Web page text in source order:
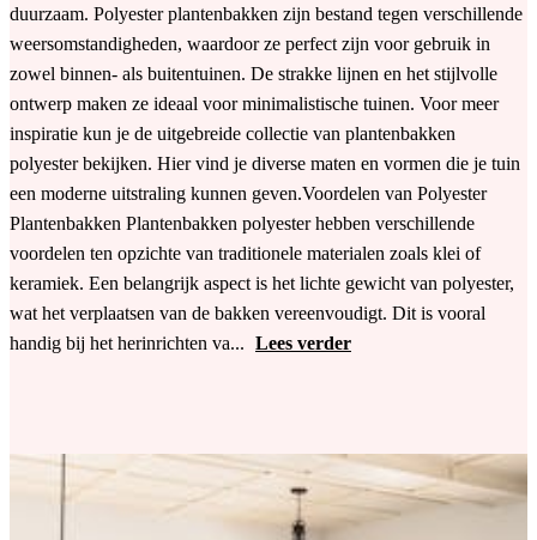
duurzaam. Polyester plantenbakken zijn bestand tegen verschillende
weersomstandigheden, waardoor ze perfect zijn voor gebruik in
zowel binnen- als buitentuinen. De strakke lijnen en het stijlvolle
ontwerp maken ze ideaal voor minimalistische tuinen. Voor meer
inspiratie kun je de uitgebreide collectie van plantenbakken
polyester bekijken. Hier vind je diverse maten en vormen die je tuin
een moderne uitstraling kunnen geven.Voordelen van Polyester
Plantenbakken Plantenbakken polyester hebben verschillende
voordelen ten opzichte van traditionele materialen zoals klei of
keramiek. Een belangrijk aspect is het lichte gewicht van polyester,
wat het verplaatsen van de bakken vereenvoudigt. Dit is vooral
handig bij het herinrichten va... Lees verder